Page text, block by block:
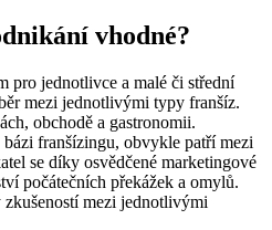
vhodné?
pro jednotlivce a malé či střední
mezi jednotlivými typy franšíz.
obchodě a gastronomii.
franšízingu, obvykle patří mezi
se díky osvědčené marketingové
počátečních překážek a omylů.
mezi jednotlivými